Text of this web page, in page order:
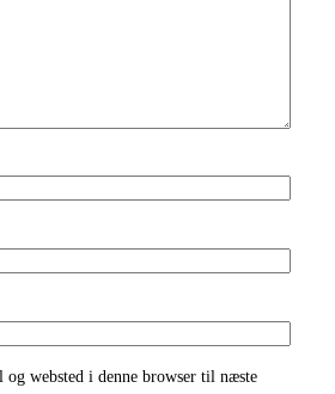
websted i denne browser til næste